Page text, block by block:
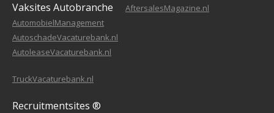
Vaksites Autobranche
AftersalesMagazine.nl
AutomobielManagement
AutoschadeVacaturebank.nl
AutoleaseVacaturebank.nl
TruckVacaturebank.nl
Recruitmentsites ®